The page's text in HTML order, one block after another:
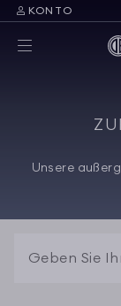
KONTO
Unsere